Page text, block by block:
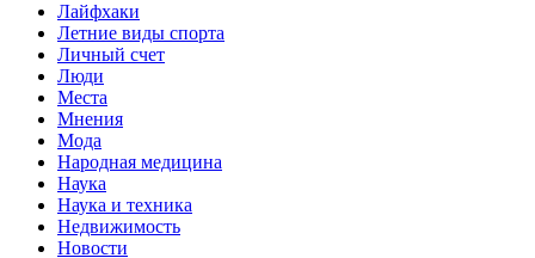
Лайфхаки
Летние виды спорта
Личный счет
Люди
Места
Мнения
Мода
Народная медицина
Наука
Наука и техника
Недвижимость
Новости